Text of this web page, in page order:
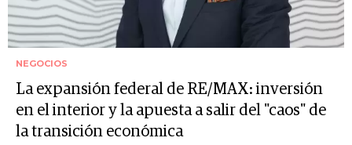
NEGOCIOS
La expansión federal de RE/MAX: inversión
en el interior y la apuesta a salir del "caos" de
la transición económica